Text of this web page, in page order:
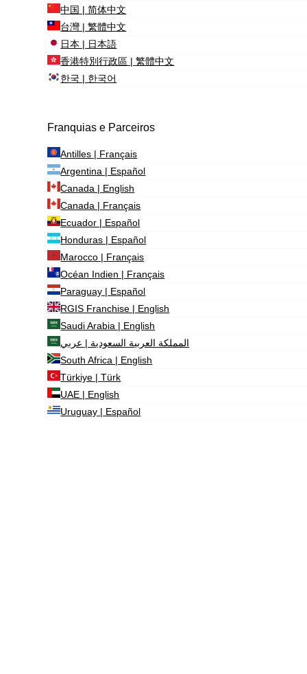
中国 | 简体中文
台灣 | 繁體中文
日本 | 日本語
香港特別行政區 | 繁體中文
한국 | 한국어
Franquias e Parceiros
Antilles | Français
Argentina | Español
Canada | English
Canada | Français
Ecuador | Español
Honduras | Español
Marocco | Français
Océan Indien | Français
Paraguay | Español
RGIS Franchise | English
Saudi Arabia | English
المملكة العربية السعودية | عربي
South Africa | English
Türkiye | Türk
UAE | English
Uruguay | Español